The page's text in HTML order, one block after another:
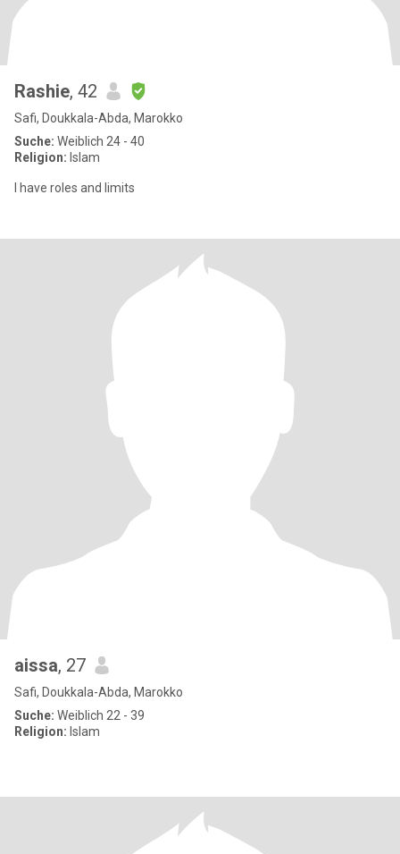
Rashie, 42
Safi, Doukkala-Abda, Marokko
Suche: Weiblich 24 - 40
Religion: Islam
I have roles and limits
aissa, 27
Safi, Doukkala-Abda, Marokko
Suche: Weiblich 22 - 39
Religion: Islam